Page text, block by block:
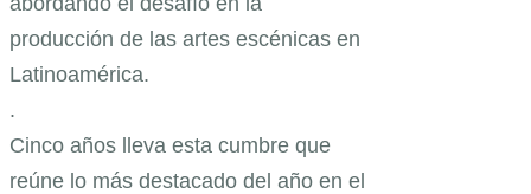
producción de las artes escénicas en
Latinoamérica.
.
Cinco años lleva esta cumbre que
reúne lo más destacado del año en el